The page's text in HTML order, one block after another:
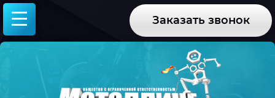
Заказать звонок